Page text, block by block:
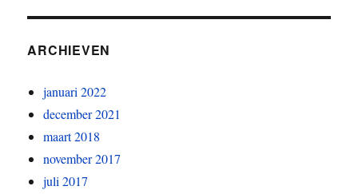
ARCHIEVEN
januari 2022
december 2021
maart 2018
november 2017
juli 2017